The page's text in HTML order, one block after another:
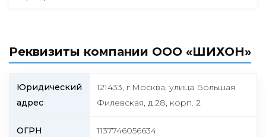
Реквизиты компании ООО «ШИХОН»
Юридический
адрес
121433, г.Москва, улица Большая
Филевская, д.28, корп. 2
ОГРН 1137746056634